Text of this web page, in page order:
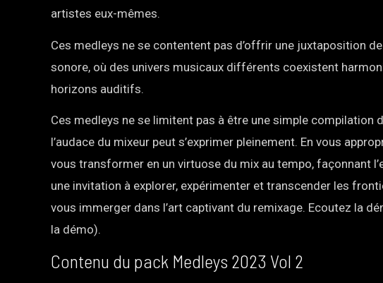
artistes eux-mêmes.
Ces medleys ne se contentent pas d’offrir une juxtaposition
sonore, où des univers musicaux différents coexistent
horizons auditifs.
Ces medleys ne se limitent pas à être une simple
l’audace du mixeur peut s’exprimer pleinement. En vous
vous transformer en un virtuose du mix au tempo, façonnant
une invitation à explorer, expérimenter et transcender les
vous immerger dans l’art captivant du remixage. Ecoutez la
la démo).
Contenu du pack Medleys 2023 Vol 2